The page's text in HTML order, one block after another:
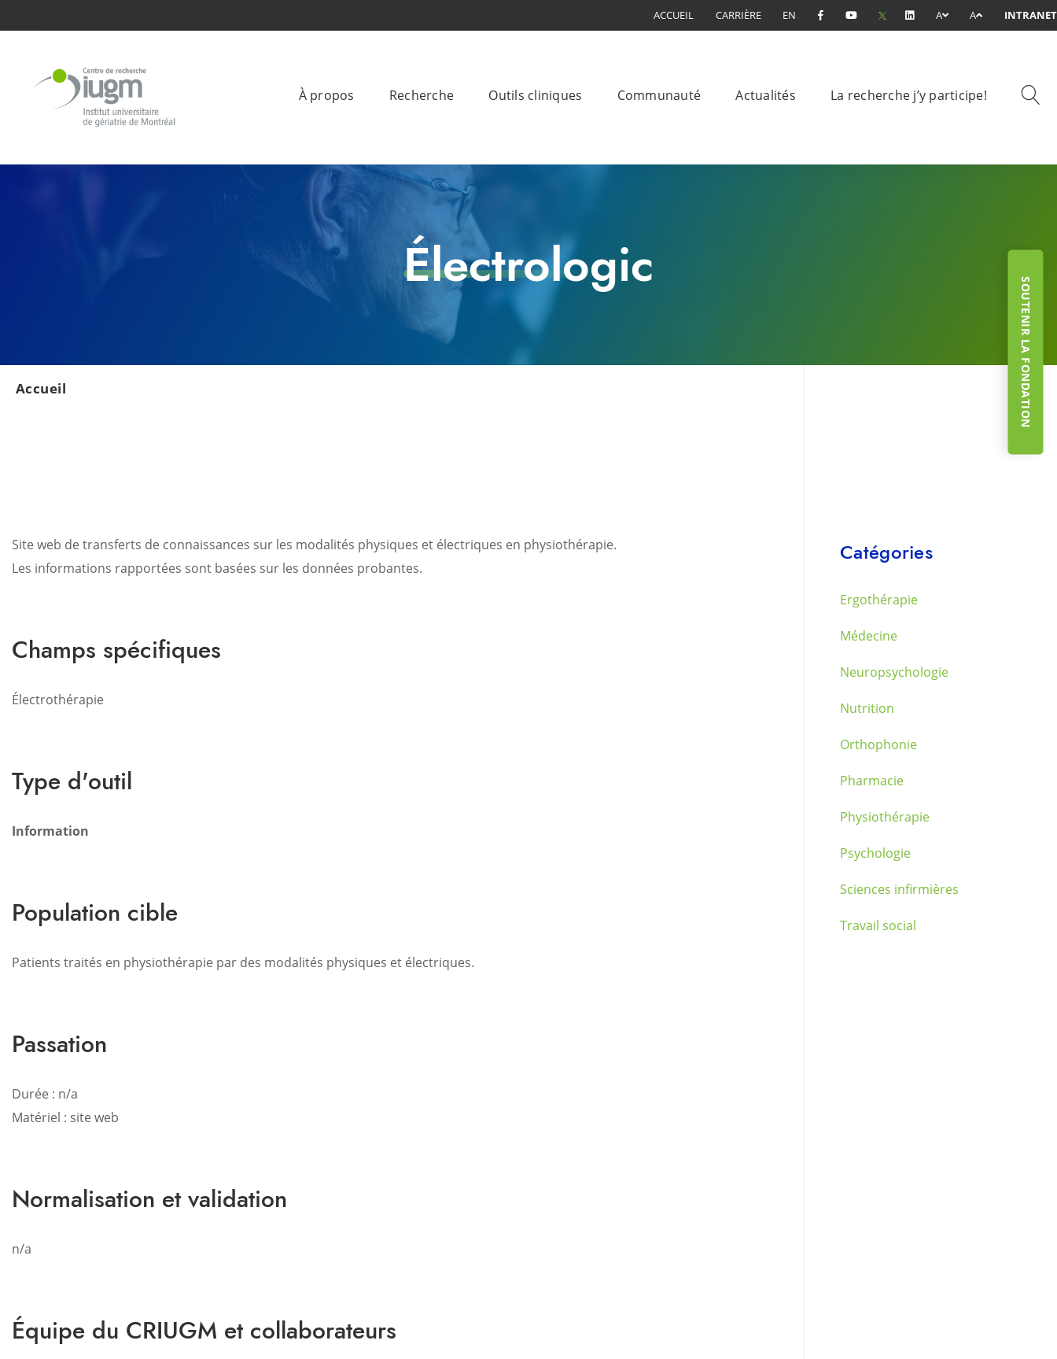
SOUTENIR LA FONDATION
ACCUEIL CARRIÈRE EN A A INTRANET
À propos Recherche Outils cliniques Communauté Actualités La recherche j’y participe!
Électrologic
Accueil
Site web de transferts de connaissances sur les modalités physiques et électriques en physiothérapie.
Les informations rapportées sont basées sur les données probantes.
Champs spécifiques
Électrothérapie
Type d'outil
Information
Population cible
Patients traités en physiothérapie par des modalités physiques et électriques.
Passation
Durée : n/a
Matériel : site web
Normalisation et validation
n/a
Équipe du CRIUGM et collaborateurs
Catégories
Ergothérapie
Médecine
Neuropsychologie
Nutrition
Orthophonie
Pharmacie
Physiothérapie
Psychologie
Sciences infirmières
Travail social